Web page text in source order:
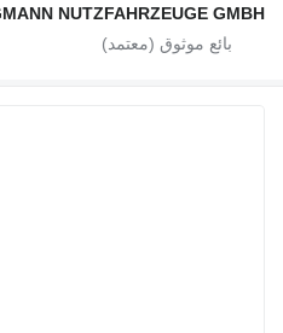
NUTZFAHRZEUGE GMBH